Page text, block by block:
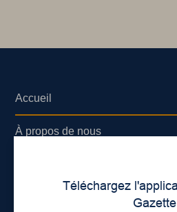
Téléchargez
Gazette
Accueil
À propos de nous